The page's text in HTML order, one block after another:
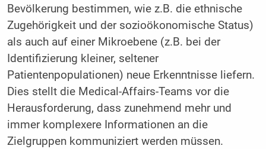
Bevölkerung bestimmen, wie z.B. die ethnische
Zugehörigkeit und der sozioökonomische Status)
als auch auf einer Mikroebene (z.B. bei der
Identifizierung kleiner, seltener
Patientenpopulationen) neue Erkenntnisse liefern.
Dies stellt die Medical-Affairs-Teams vor die
Herausforderung, dass zunehmend mehr und
immer komplexere Informationen an die
Zielgruppen kommuniziert werden müssen.